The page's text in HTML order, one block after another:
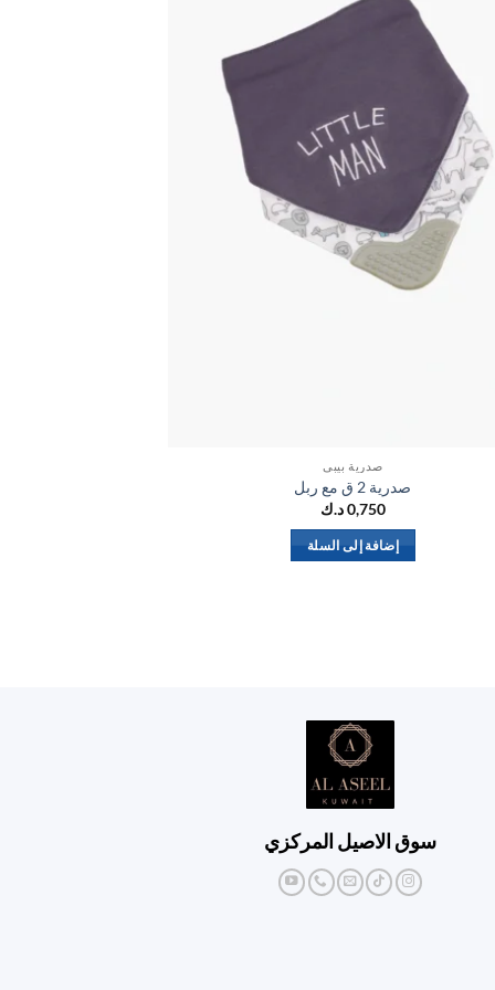
صدرية بيبي
صدرية 2 ق مع ربل
0,750د.ك
إضافة إلى السلة
سوق الاصيل المركزي